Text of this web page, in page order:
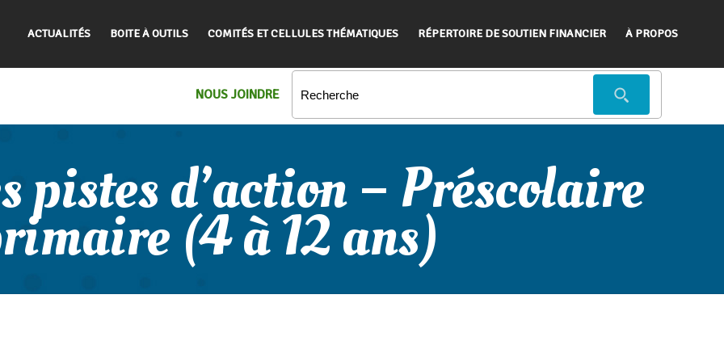
ACTUALITÉS BOITE À OUTILS COMITÉS ET CELLULES THÉMATIQUES RÉPERTOIRE DE SOUTIEN FINANCIER À PROPOS
NOUS JOINDRE
pistes d’action – Préscolaire
(4 à 12 ans)